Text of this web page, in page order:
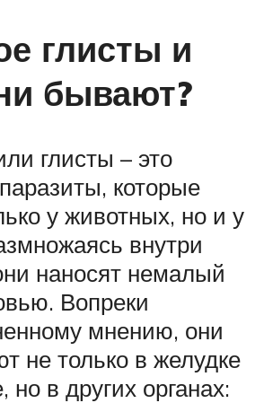
глисты и
бывают?
глисты – это
которые
у животных, но и у
внутри
наносят немалый
Вопреки
мнению, они
не только в желудке
но в других органах: